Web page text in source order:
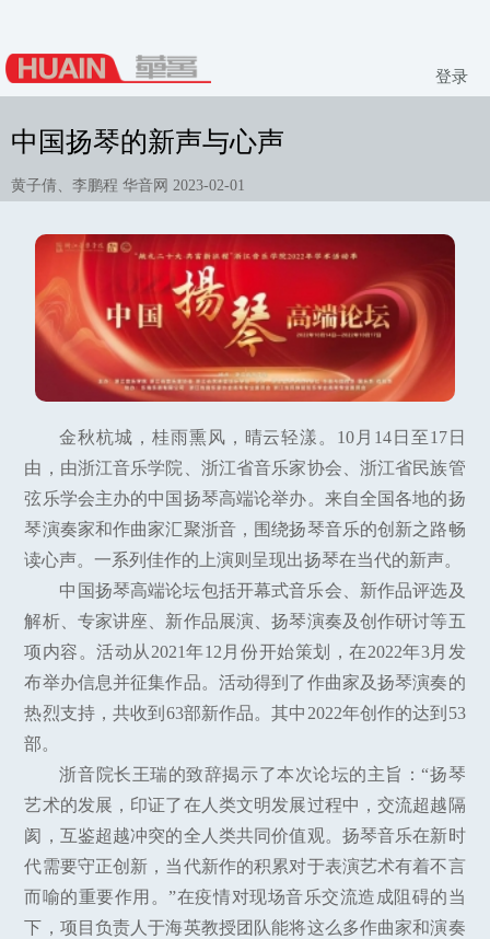
登录
中国扬琴的新声与心声
黄子倩、李鹏程 华音网 2023-02-01
金秋杭城，桂雨熏风，晴云轻漾。10月14日至17日
由，由浙江音乐学院、浙江省音乐家协会、浙江省民族管
弦乐学会主办的中国扬琴高端论举办。来自全国各地的扬
琴演奏家和作曲家汇聚浙音，围绕扬琴音乐的创新之路畅
读心声。一系列佳作的上演则呈现出扬琴在当代的新声。
中国扬琴高端论坛包括开幕式音乐会、新作品评选及
解析、专家讲座、新作品展演、扬琴演奏及创作研讨等五
项内容。活动从2021年12月份开始策划，在2022年3月发
布举办信息并征集作品。活动得到了作曲家及扬琴演奏的
热烈支持，共收到63部新作品。其中2022年创作的达到53
部。
浙音院长王瑞的致辞揭示了本次论坛的主旨：“扬琴
艺术的发展，印证了在人类文明发展过程中，交流超越隔
阂，互鉴超越冲突的全人类共同价值观。扬琴音乐在新时
代需要守正创新，当代新作的积累对于表演艺术有着不言
而喻的重要作用。”在疫情对现场音乐交流造成阻碍的当
下，项目负责人于海英教授团队能将这么多作曲家和演奏